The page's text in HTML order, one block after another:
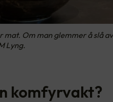
Om man glemmer å slå
Lyng.
komfyrvakt?